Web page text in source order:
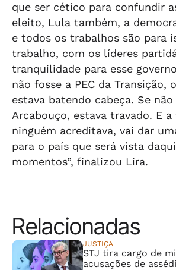
que ser cético para confundir
eleito, Lula também, a
e todos os trabalhos são para
trabalho, com os líderes
tranquilidade para esse
não fosse a PEC da Transição,
estava batendo cabeça. Se
Arcabouço, estava travado. E
ninguém acreditava, vai dar
para o país que será vista
momentos”, finalizou Lira.
Relacionadas
JUSTIÇA
STJ tira cargo de
acusações de